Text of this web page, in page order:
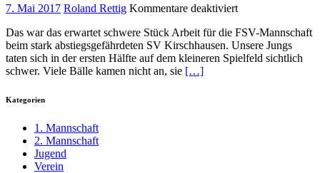
7. Mai 2017 Roland Rettig Kommentare deaktiviertfür
in
der
2.
Das war das erwartet schwere Stück Arbeit für die FSV-Mannschaft
beim stark abstiegsgefährdeten SV Kirschhausen. Unsere Jungs
taten sich in der ersten Hälfte auf dem kleineren Spielfeld sichtlich
schwer. Viele Bälle kamen nicht an, sie […]
Kategorien
1. Mannschaft
2. Mannschaft
Jugend
Verein